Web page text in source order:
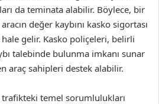
da teminata alabilir. Böylece, bir
değer kaybını kasko sigortası
gelir. Kasko poliçeleri, belirli
talebinde bulunma imkanı sunar
araç sahipleri destek alabilir.
temel sorumlulukları